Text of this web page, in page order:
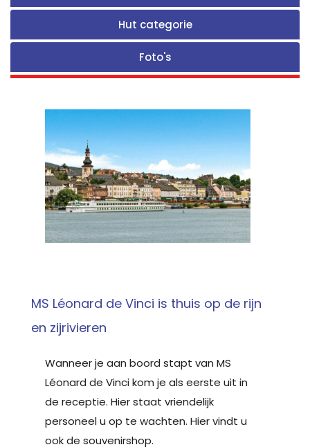
Hut categorie
Foto's
MS Léonard de Vinci is thuis op de rijn
en zijrivieren
Wanneer je aan boord stapt van MS
Léonard de Vinci kom je als eerste uit in
de receptie. Hier staat vriendelijk
personeel u op te wachten. Hier vindt u
ook de souvenirshop.